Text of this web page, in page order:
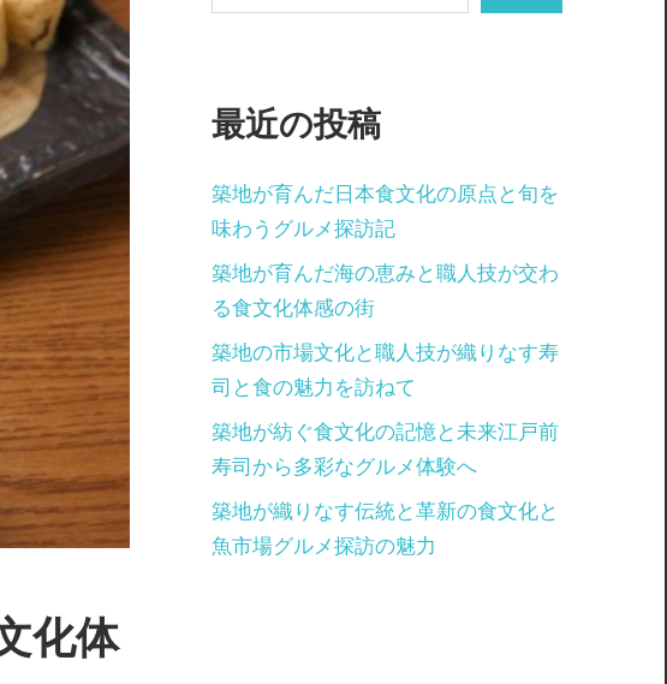
化体
最近の投稿
築地が育んだ日本食文化の原点と旬を
味わうグルメ探訪記
築地が育んだ海の恵みと職人技が交わ
る食文化体感の街
築地の市場文化と職人技が織りなす寿
司と食の魅力を訪ねて
築地が紡ぐ食文化の記憶と未来江戸前
寿司から多彩なグルメ体験へ
築地が織りなす伝統と革新の食文化と
魚市場グルメ探訪の魅力